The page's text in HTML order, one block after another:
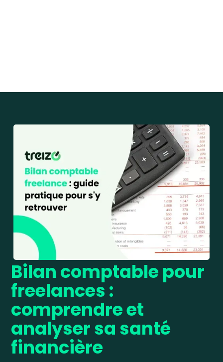
Bilan comptable pour
freelances :
comprendre et
analyser sa santé
financière